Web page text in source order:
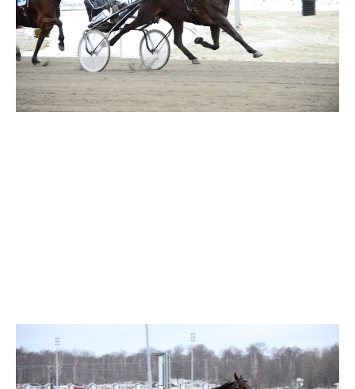
Hört och hänt
Tävling
Tävlingsserier
Träning och provlopp
Ridsport